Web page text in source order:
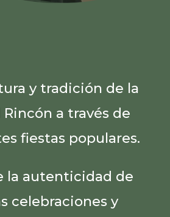
y tradición de la
Rincón a través de
fiestas populares.
la autenticidad de
celebraciones y